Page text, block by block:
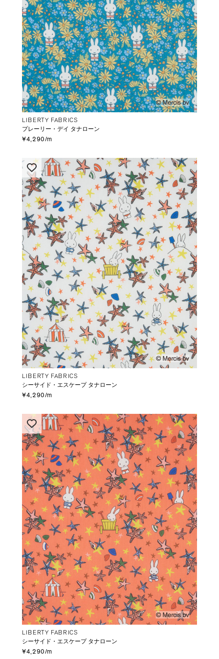
LIBERTY FABRICS
プレーリー・デイ タナローン
¥4,290/m
LIBERTY FABRICS
シーサイド・エスケープ タナローン
¥4,290/m
LIBERTY FABRICS
シーサイド・エスケープ タナローン
¥4,290/m